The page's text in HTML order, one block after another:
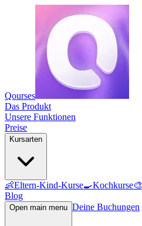
Qourses
Das Produkt
Unsere Funktionen
Preise
Kursarten
👶Eltern-Kind-Kurse🍳Kochkurse🎨
Blog
Open main menu Deine Buchungen